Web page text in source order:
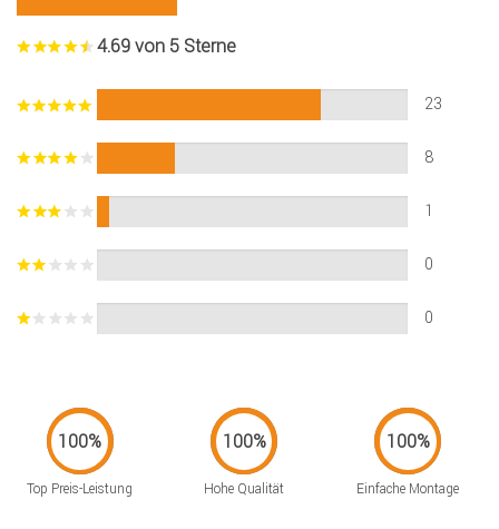
4.69 von 5 Sterne
23
8
1
0
0
Top Preis-Leistung Hohe Qualität Einfache Montage